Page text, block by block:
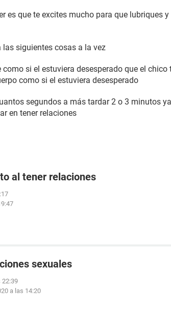
es que te excites mucho para que lubriques
siguientes cosas a la vez
como si el estuviera desesperado que el chico
como si el estuviera desesperado
segundos a más tardar 2 o 3 minutos
en tener relaciones
al tener relaciones
sexuales
22:39
a las 14:20